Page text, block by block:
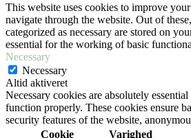
This website uses cookies to improve
navigate through the website. Out of
categorized as necessary are stored on
essential for the working of basic
Necessary
Necessary
Altid aktiveret
Necessary cookies are absolutely
function properly. These cookies ensure
security features of the website,
Cookie
Varighed